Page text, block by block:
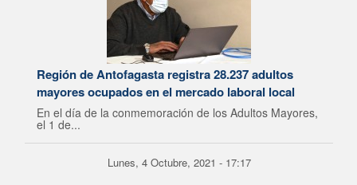
Región de Antofagasta registra 28.237 adultos
mayores ocupados en el mercado laboral local
En el día de la conmemoración de los Adultos Mayores,
el 1 de...
Lunes, 4 Octubre, 2021 - 17:17